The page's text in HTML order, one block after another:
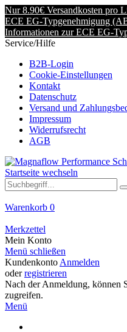
Nur 8.90€ Versandkosten pro
ECE EG-Typgenehmigung
Informationen zur ECE EG-
Service/Hilfe
B2B-Login
Cookie-Einstellungen
Kontakt
Datenschutz
Versand und
Impressum
Widerrufsrecht
AGB
Warenkorb 0
Merkzettel
Mein Konto
Menü schließen
Kundenkonto Anmelden
oderregistrieren
Nach der Anmeldung, können
zugreifen.
Menü